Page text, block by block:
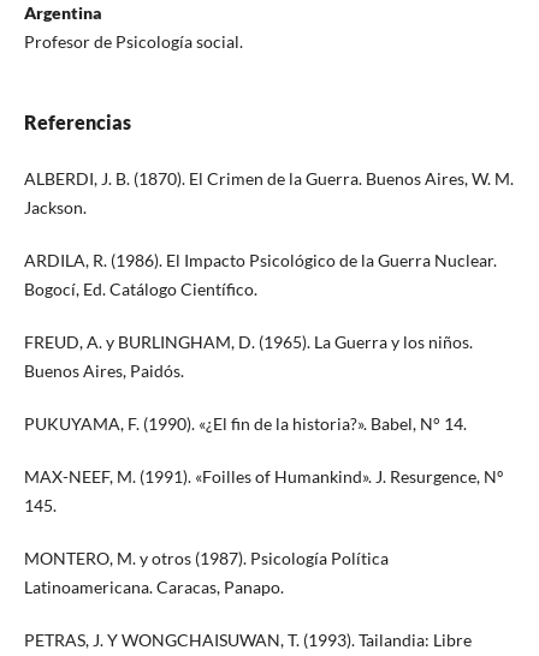
Argentina
Profesor de Psicología social.
Referencias
ALBERDI, J. B. (1870). El Crimen de la Guerra. Buenos Aires, W. M.
Jackson.
ARDILA, R. (1986). El Impacto Psicológico de la Guerra Nuclear.
Bogocí, Ed. Catálogo Científico.
FREUD, A. y BURLINGHAM, D. (1965). La Guerra y los niños.
Buenos Aires, Paidós.
PUKUYAMA, F. (1990). «¿El fin de la historia?». Babel, N° 14.
MAX-NEEF, M. (1991). «Foilles of Humankind». J. Resurgence, Nº
145.
MONTERO, M. y otros (1987). Psicología Política
Latinoamericana. Caracas, Panapo.
PETRAS, J. Y WONGCHAISUWAN, T. (1993). Tailandia: Libre